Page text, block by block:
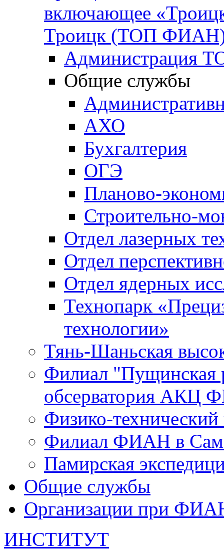
включающее
Троицк (ТОП
Администрация
Общие службы
АХО
Бухгалтерия
ОГЭ
Планово-
Строительно-
Отдел лазерных
Отдел
Отдел ядерных
Технопарк
технологии»
Тянь-Шаньская
Филиал "Пущинская
обсерватория АКЦ
Физико-
Филиал ФИАН в
Памирская
Общие службы
Организации при
ИНСТИТУТ